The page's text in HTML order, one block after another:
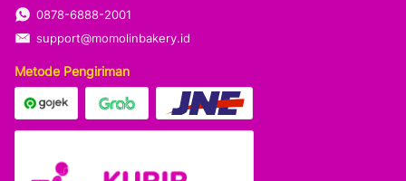
0878-6888-2001
support@momolinbakery.id
Metode Pengiriman